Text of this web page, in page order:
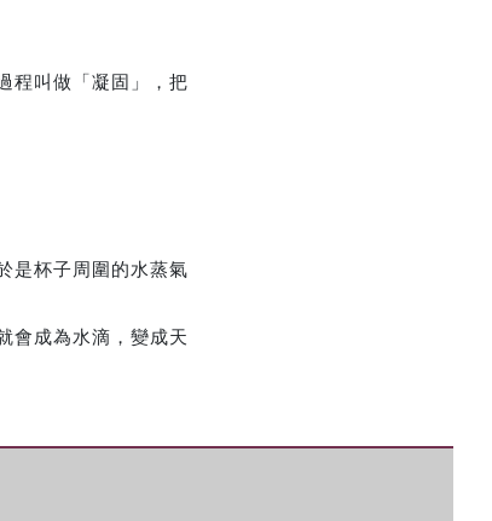
程叫做「凝固」，把
是杯子周圍的水蒸氣
會成為水滴，變成天